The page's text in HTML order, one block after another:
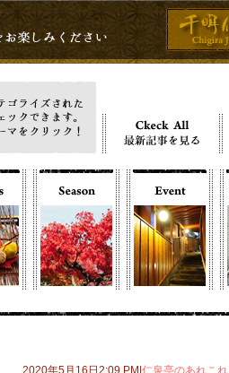
2020年5月16日2:09 PM| 仁泉亭のあれこれ